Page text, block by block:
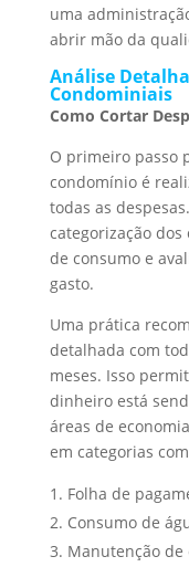
uma
abrir mão da
Análise
Condominiais
Como Cortar
O primeiro passo
condomínio é
todas as
categorização
de consumo e
gasto.
Uma prática
detalhada com
meses. Isso
dinheiro está
áreas de
em categorias
Folha de
Consumo de
Manutenção